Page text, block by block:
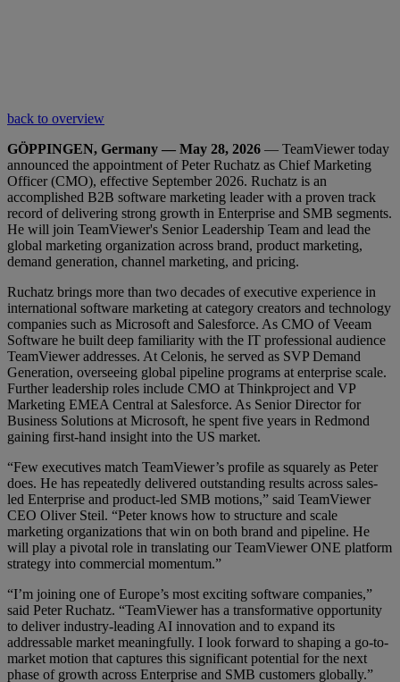
back to overview
GÖPPINGEN, Germany — May 28, 2026 — TeamViewer today
announced the appointment of Peter Ruchatz as Chief Marketing
Officer (CMO), effective September 2026. Ruchatz is an
accomplished B2B software marketing leader with a proven track
record of delivering strong growth in Enterprise and SMB segments.
He will join TeamViewer's Senior Leadership Team and lead the
global marketing organization across brand, product marketing,
demand generation, channel marketing, and pricing.
Ruchatz brings more than two decades of executive experience in
international software marketing at category creators and technology
companies such as Microsoft and Salesforce. As CMO of Veeam
Software he built deep familiarity with the IT professional audience
TeamViewer addresses. At Celonis, he served as SVP Demand
Generation, overseeing global pipeline programs at enterprise scale.
Further leadership roles include CMO at Thinkproject and VP
Marketing EMEA Central at Salesforce. As Senior Director for
Business Solutions at Microsoft, he spent five years in Redmond
gaining first-hand insight into the US market.
“Few executives match TeamViewer’s profile as squarely as Peter
does. He has repeatedly delivered outstanding results across sales-
led Enterprise and product-led SMB motions,” said TeamViewer
CEO Oliver Steil. “Peter knows how to structure and scale
marketing organizations that win on both brand and pipeline. He
will play a pivotal role in translating our TeamViewer ONE platform
strategy into commercial momentum.”
“I’m joining one of Europe’s most exciting software companies,”
said Peter Ruchatz. “TeamViewer has a transformative opportunity
to deliver industry-leading AI innovation and to expand its
addressable market meaningfully. I look forward to shaping a go-to-
market motion that captures this significant potential for the next
phase of growth across Enterprise and SMB customers globally.”